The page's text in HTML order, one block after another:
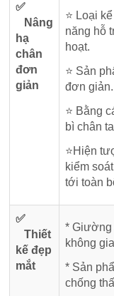
✅
Nâng
hạ
chân
đơn
giản
⭐ Loại
năng hỗ
hoạt.
⭐ Sản
đơn giản.
⭐ Bằng
bì chân
⭐Hiện
kiểm
tới toàn
✅
Thiết
kế đẹp
mắt
* Giường
không
* Sản
chống